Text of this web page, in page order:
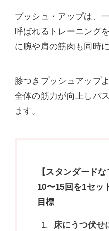
プッシュ・アップは、
呼ばれるトレーニング
に腕や肩の筋肉も同時
膝つきプッシュアップ
全体の筋力が向上しバ
ます。
【スタンダード
10〜15回を1セッ
目標
床にうつ伏せ